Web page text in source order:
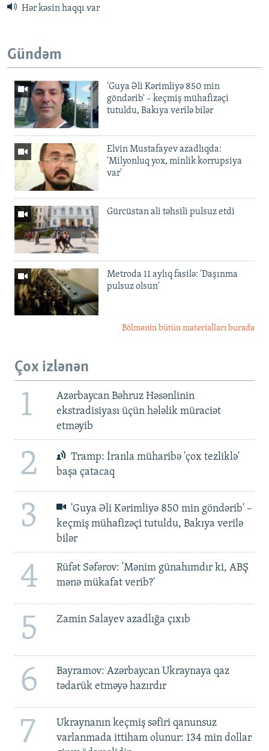
Hər kəsin haqqı var
Gündəm
'Guya Əli Kərimliyə 850 min
göndərib' – keçmiş mühafizəçi
tutuldu, Bakıya verilə bilər
Elvin Mustafayev azadlıqda:
'Milyonluq yox, minlik korrupsiya
var'
Gürcüstan ali təhsili pulsuz etdi
Metroda 11 aylıq fasilə: 'Daşınma
pulsuz olsun'
Bölmənin bütün materialları burada
Çox izlənən
1
Azərbaycan Bəhruz Həsənlinin
ekstradisiyası üçün hələlik müraciət
etməyib
2
Tramp: İranla müharibə 'çox tezliklə'
başa çatacaq
3
'Guya Əli Kərimliyə 850 min göndərib' –
keçmiş mühafizəçi tutuldu, Bakıya verilə
bilər
4
Rüfət Səfərov: 'Mənim günahımdır ki, ABŞ
mənə mükafat verib?'
5 Zamin Salayev azadlığa çıxıb
6
Bayramov: Azərbaycan Ukraynaya qaz
tədarük etməyə hazırdır
7
Ukraynanın keçmiş səfiri qanunsuz
varlanmada ittiham olunur: 134 min dollar